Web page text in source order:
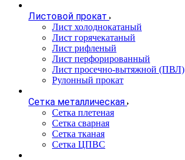
Листовой прокат
Лист холоднокатаный
Лист горячекатаный
Лист рифленый
Лист перфорированный
Лист просечно-вытяжной (ПВЛ)
Рулонный прокат
Сетка металлическая
Сетка плетеная
Сетка сварная
Сетка тканая
Сетка ЦПВС